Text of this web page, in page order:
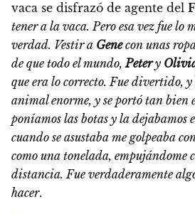
vaca se disfrazó de agente del
tener a la vaca. Pero esa vez fue lo
verdad. Vestir a Genecon unas
de que todo el mundo,Petery
que era lo correcto. Fue divertido, y
animal enorme, y se portó tan bien
poníamos las botas y la dejabamos
cuando se asustaba me golpeaba
como una tonelada, empujándome
distancia. Fue verdaderamente
hacer.